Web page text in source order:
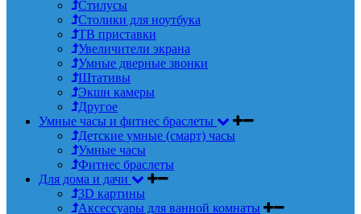
Стилусы
Столики для ноутбука
ТВ приставки
Увеличители экрана
Умные дверные звонки
Штативы
Экшн камеры
Другое
Умные часы и фитнес браслеты
Детские умные (смарт) часы
Умные часы
Фитнес браслеты
Для дома и дачи
3D картины
Аксессуары для ванной комнаты